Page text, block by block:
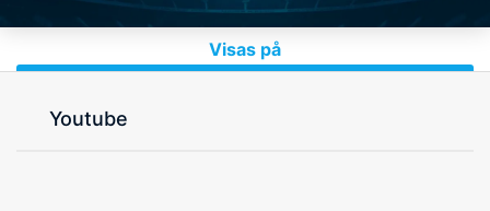
Visas på
Youtube